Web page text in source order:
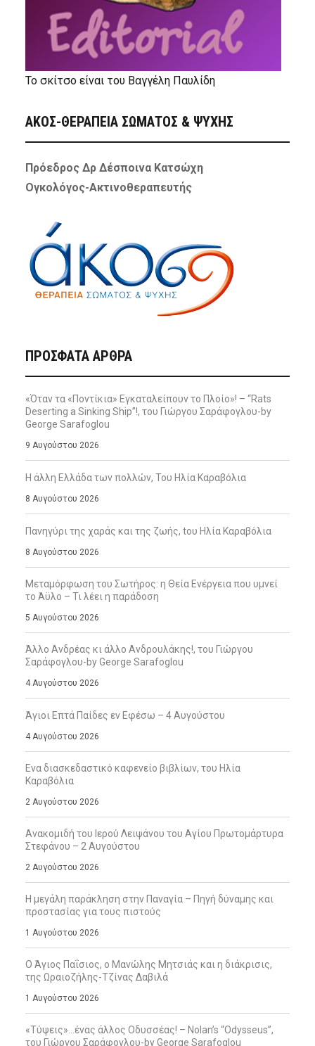
Το σκίτσο είναι του Βαγγέλη Παυλίδη
ΑΚΟΣ-ΘΕΡΑΠΕΙΑ ΣΩΜΑΤΟΣ & ΨΥΧΗΣ
Πρόεδρος Δρ Δέσποινα Κατσώχη
Ογκολόγος-Ακτινοθεραπευτής
ΠΡΌΣΦΑΤΑ ΆΡΘΡΑ
«Όταν τα «Ποντίκια» Εγκαταλείπουν το Πλοίο»! – “Rats
Deserting a Sinking Ship”!, του Γιώργου Σαράφογλου-by
George Sarafoglou
9 Αυγούστου 2026
Η άλλη Ελλάδα των πολλών, Του Ηλία Καραβόλια
8 Αυγούστου 2026
Πανηγύρι της χαράς και της ζωής, tου Ηλία Καραβόλια
8 Αυγούστου 2026
Μεταμόρφωση του Σωτήρος: η Θεία Ενέργεια που υμνεί
το Άϋλο – Τι λέει η παράδοση
5 Αυγούστου 2026
Άλλο Ανδρέας κι άλλο Ανδρουλάκης!, του Γιώργου
Σαράφογλου-by George Sarafoglou
4 Αυγούστου 2026
Άγιοι Επτά Παίδες εν Εφέσω – 4 Αυγούστου
4 Αυγούστου 2026
Ενα διασκεδαστικό καφενείο βιβλίων, του Ηλία
Καραβόλια
2 Αυγούστου 2026
Ανακομιδή του Ιερού Λειψάνου του Αγίου Πρωτομάρτυρα
Στεφάνου – 2 Αυγούστου
2 Αυγούστου 2026
Η μεγάλη παράκληση στην Παναγία – Πηγή δύναμης και
προστασίας για τους πιστούς
1 Αυγούστου 2026
Ο Άγιος Παΐσιος, ο Μανώλης Μητσιάς και η διάκρισις,
της Ωραιοζήλης-Τζίνας Δαβιλά
1 Αυγούστου 2026
«Τύψεις»…ένας άλλος Οδυσσέας! – Nolan’s “Odysseus”,
του Γιώργου Σαράφογλου-by George Sarafoglou